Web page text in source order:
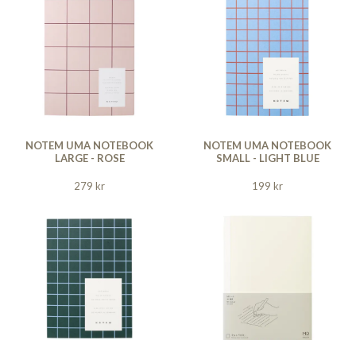
NOTEM UMA NOTEBOOK
LARGE - ROSE
279 kr
NOTEM UMA NOTEBOOK
SMALL - LIGHT BLUE
199 kr